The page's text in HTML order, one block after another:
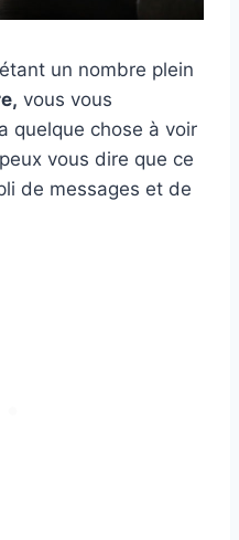
un nombre plein
vous vous
quelque chose à voir
vous dire que ce
de messages et de